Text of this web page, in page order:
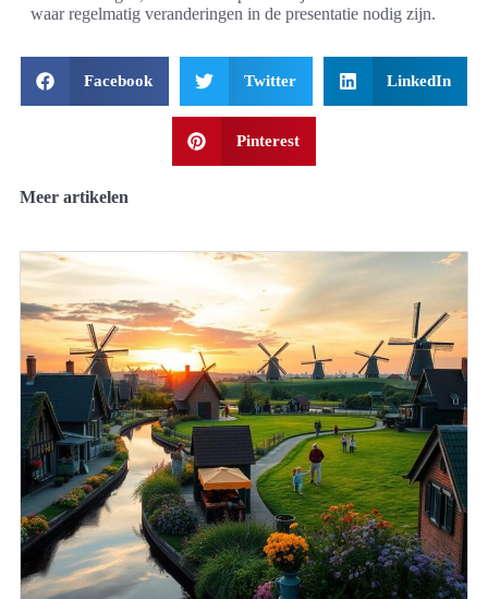
waar regelmatig veranderingen in de presentatie nodig zijn.
Facebook Twitter LinkedIn
Pinterest
Meer artikelen